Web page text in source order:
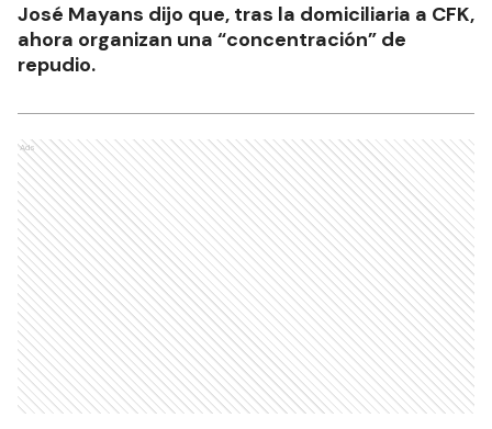
José Mayans dijo que, tras la domiciliaria a CFK,
ahora organizan una “concentración” de
repudio.
Ads